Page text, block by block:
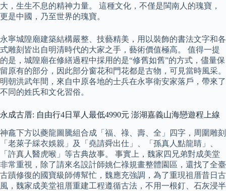
大，生生不息的精神力量。 這種文化，不僅是閩南人的瑰寶，
更是中國，乃至世界的瑰寶。
永寧城隍廟建築結構嚴整、技藝精美，用以裝飾的書法文字和各
式雕刻皆出自明清時代的大家之手，藝術價值極高。 值得一提
的是，城隍廟在修繕過程中採用的是“修舊如舊”的方式，儘量保
留原有的部分，因此部分窗花和門花都是古物，可見當時風采。
明朝洪武年間，來自中原各地的士兵在永寧衛安家落戶，帶來了
不同的姓氏和文化習俗。
永成古厝: 自由行4日單人最低4990元 澎湖嘉義山海戀遊程上線
神龕下方以夔龍圖騰組合成「福、祿、壽、全」四字，周圍雕刻
「老萊子綵衣娛親」及「堯請舜出仕」、「孫真人點龍睛」、
「許真人醫虎喉」等古典故事。 事實上，魏家四兄弟對成美堂
非常重視，除了請來名設計師姚仁祿規畫整體園區，還找了全臺
古蹟修復的國寶級師傅幫忙，魏應充強調，為了重現祖厝昔日古
風，魏家成美堂祖厝重建工程遵循古法，不用一根釘、石灰浸半